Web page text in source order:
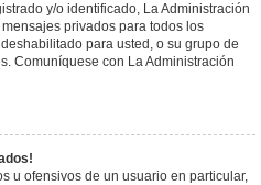
y/o identificado, La Administración
privados para todos los
para usted, o su grupo de
Comuníquese con La Administración
u ofensivos de un usuario en particular,